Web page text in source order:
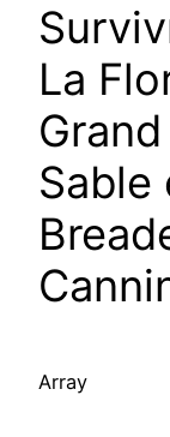
La
Sable
Array